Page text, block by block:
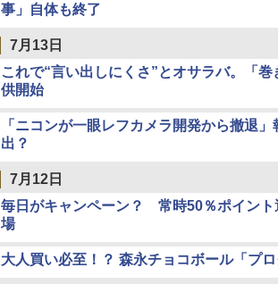
事」自体も終了
7月13日
これで“言い出しにくさ”とオサラバ。「
供開始
「ニコンが一眼レフカメラ開発から撤退
出？
7月12日
毎日がキャンペーン？ 常時50％ポイント
場
大人買い必至！？ 森永チョコボール「プ